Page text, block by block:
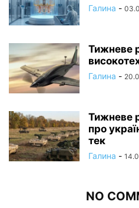
Галина -
Тижневе
Галина -
Тижневе
про
тек
Галина -
NO